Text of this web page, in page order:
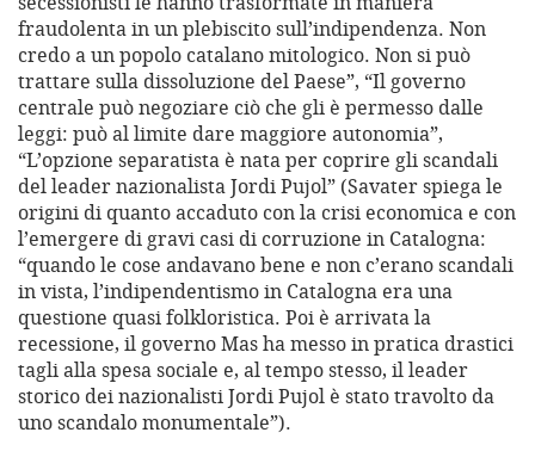
fraudolenta in un plebiscito sull’indipendenza. Non
credo a un popolo catalano mitologico. Non si può
trattare sulla dissoluzione del Paese”, “Il governo
centrale può negoziare ciò che gli è permesso dalle
leggi: può al limite dare maggiore autonomia”,
“L’opzione separatista è nata per coprire gli scandali
del leader nazionalista Jordi Pujol” (Savater spiega le
origini di quanto accaduto con la crisi economica e con
l’emergere di gravi casi di corruzione in Catalogna:
“quando le cose andavano bene e non c’erano scandali
in vista, l’indipendentismo in Catalogna era una
questione quasi folkloristica. Poi è arrivata la
recessione, il governo Mas ha messo in pratica drastici
tagli alla spesa sociale e, al tempo stesso, il leader
storico dei nazionalisti Jordi Pujol è stato travolto da
uno scandalo monumentale”).